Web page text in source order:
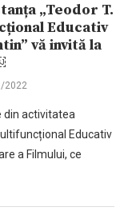
„Teodor T.
Educativ
vă invită la
2022
din activitatea
Educativ
a Filmului, ce